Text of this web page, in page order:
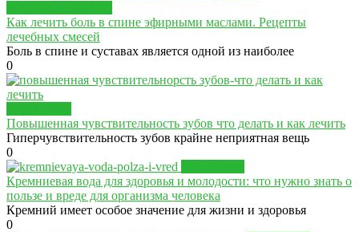
Как лечить боль в спине эфирными маслами. Рецепты
лечебных смесей
Боль в спине и суставах является одной из наиболее
0
Повышенная чувствительность зубов что делать и как лечить
Гиперчувствительность зубов крайне неприятная вещь
0
Кремниевая вода для здоровья и молодости: что нужно знать о
пользе и вреде для организма человека
Кремний имеет особое значение для жизни и здоровья
0